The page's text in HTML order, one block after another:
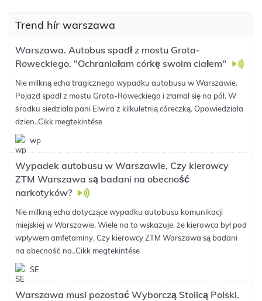
Trend hír warszawa
Warszawa. Autobus spadł z mostu Grota-
Roweckiego. "Ochraniałam córkę swoim ciałem"
Nie milkną echa tragicznego wypadku autobusu w Warszawie.
Pojazd spadł z mostu Grota-Roweckiego i złamał się na pół. W
środku siedziała pani Elwira z kilkuletnią córeczką. Opowiedziała
dzien..Cikk megtekintése
wp
Wypadek autobusu w Warszawie. Czy kierowcy
ZTM Warszawa są badani na obecność
narkotyków?
Nie milkną echa dotyczące wypadku autobusu komunikacji
miejskiej w Warszawie. Wiele na to wskazuje, że kierowca był pod
wpływem amfetaminy. Czy kierowcy ZTM Warszawa są badani
na obecność na..Cikk megtekintése
SE
Warszawa musi pozostać Wyborczą Stolicą Polski.